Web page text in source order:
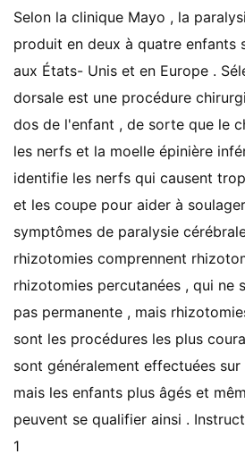
Selon la clinique Mayo , la
produit en deux à quatre enfants
aux États- Unis et en Europe .
dorsale est une procédure
dos de l'enfant , de sorte que le
les nerfs et la moelle épinière
identifie les nerfs qui causent
et les coupe pour aider à
symptômes de paralysie
rhizotomies comprennent
rhizotomies percutanées , qui ne
pas permanente , mais
sont les procédures les plus
sont généralement effectuées
mais les enfants plus âgés et
peuvent se qualifier ainsi .
1